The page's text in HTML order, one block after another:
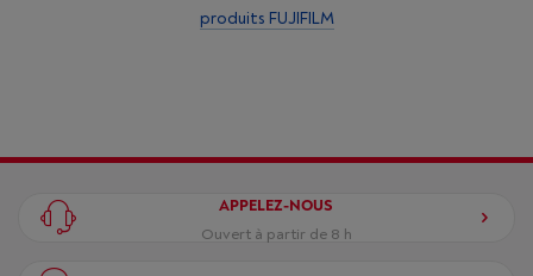
produits FUJIFILM
APPELEZ-NOUS
Ouvert à partir de 8 h